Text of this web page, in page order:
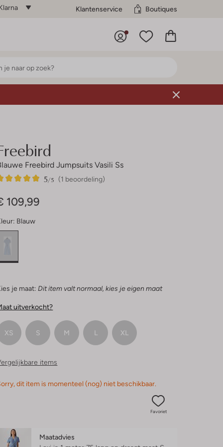
Klantenservice Boutiques
Freebird Jumpsuits Vasili Ss
(1 beoordeling)
5/5
109,99
Blauw
je maat: Dit item valt normaal, kies je eigen maat
uitverkocht?
XS S M L XL
items
dit item is momenteel (nog) niet beschikbaar.
Favoriet
Maatadvies